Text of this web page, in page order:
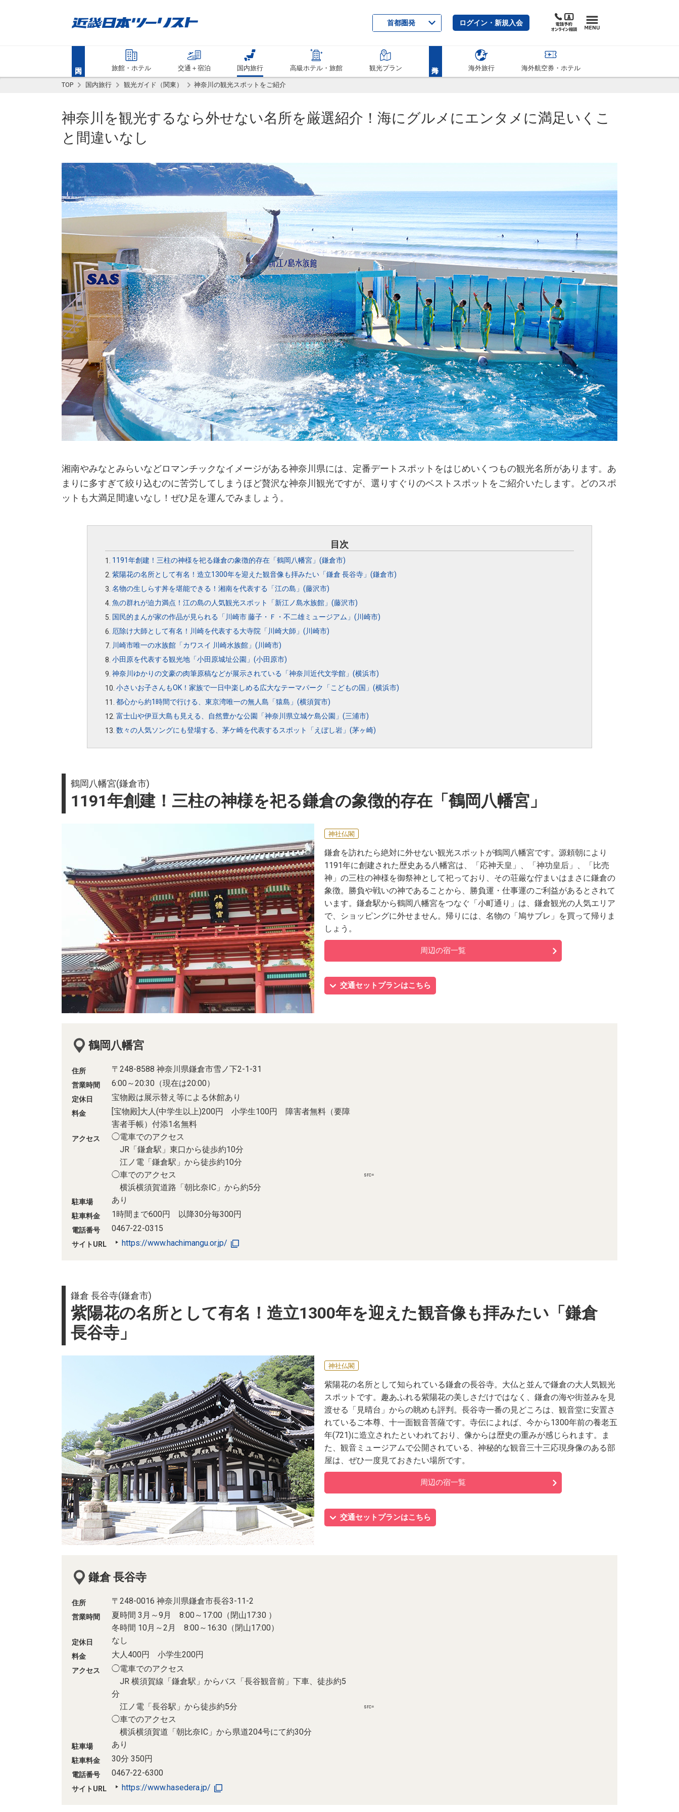
首都圏発 ログイン・新規入会
旅館・ホテル 交通＋宿泊 国内旅行 高級ホテル・旅館 観光プラン 海外旅行 海外航空券・ホテル
TOP 国内旅行 観光ガイド（関東） 神奈川の観光スポットをご紹介
神奈川を観光するなら外せない名所を厳選紹介！海にグルメにエンタメに満足いくこ
と間違いなし
湘南やみなとみらいなどロマンチックなイメージがある神奈川県には、定番デートスポットをはじめいくつもの観光名所があります。あ
まりに多すぎて絞り込むのに苦労してしまうほど贅沢な神奈川観光ですが、選りすぐりのベストスポットをご紹介いたします。どのスポ
ットも大満足間違いなし！ぜひ足を運んでみましょう。
目次
1191年創建！三柱の神様を祀る鎌倉の象徴的存在「鶴岡八幡宮」(鎌倉市)
紫陽花の名所として有名！造立1300年を迎えた観音像も拝みたい「鎌倉 長谷寺」(鎌倉市)
名物の生しらす丼を堪能できる！湘南を代表する「江の島」(藤沢市)
魚の群れが迫力満点！江の島の人気観光スポット「新江ノ島水族館」(藤沢市)
国民的まんが家の作品が見られる「川崎市 藤子・Ｆ・不二雄ミュージアム」(川崎市)
厄除け大師として有名！川崎を代表する大寺院「川崎大師」(川崎市)
川崎市唯一の水族館「カワスイ 川崎水族館」(川崎市)
小田原を代表する観光地「小田原城址公園」(小田原市)
神奈川ゆかりの文豪の肉筆原稿などが展示されている「神奈川近代文学館」(横浜市)
小さいお子さんもOK！家族で一日中楽しめる広大なテーマパーク「こどもの国」(横浜市)
都心から約1時間で行ける、東京湾唯一の無人島「猿島」(横須賀市)
富士山や伊豆大島も見える、自然豊かな公園「神奈川県立城ケ島公園」(三浦市)
数々の人気ソングにも登場する、茅ケ崎を代表するスポット「えぼし岩」(茅ヶ崎)
鶴岡八幡宮(鎌倉市)
1191年創建！三柱の神様を祀る鎌倉の象徴的存在「鶴岡八幡宮」
神社仏閣
鎌倉を訪れたら絶対に外せない観光スポットが鶴岡八幡宮です。源頼朝により
1191年に創建された歴史ある八幡宮は、「応神天皇」、「神功皇后」、「比売
神」の三柱の神様を御祭神として祀っており、その荘厳な佇まいはまさに鎌倉の
象徴。勝負や戦いの神であることから、勝負運・仕事運のご利益があるとされて
います。鎌倉駅から鶴岡八幡宮をつなぐ「小町通り」は、鎌倉観光の人気エリア
で、ショッピングに外せません。帰りには、名物の「鳩サブレ」を買って帰りま
しょう。
周辺の宿一覧
交通セットプランはこちら
src=
鶴岡八幡宮
住所 〒248-8588 神奈川県鎌倉市雪ノ下2-1-31
営業時間 6:00～20:30（現在は20:00）
定休日 宝物殿は展示替え等による休館あり
料金
[宝物殿]大人(中学生以上)200円 小学生100円 障害者無料（要障
害者手帳）付添1名無料
アクセス
◯電車でのアクセス
JR「鎌倉駅」東口から徒歩約10分
江ノ電「鎌倉駅」から徒歩約10分
◯車でのアクセス
横浜横須賀道路「朝比奈IC」から約5分
駐車場 あり
駐車料金 1時間まで600円 以降30分毎300円
電話番号 0467-22-0315
サイトURL https://www.hachimangu.or.jp/
鎌倉 長谷寺(鎌倉市)
紫陽花の名所として有名！造立1300年を迎えた観音像も拝みたい「鎌倉
長谷寺」
神社仏閣
紫陽花の名所として知られている鎌倉の長谷寺。大仏と並んで鎌倉の大人気観光
スポットです。趣あふれる紫陽花の美しさだけではなく、鎌倉の海や街並みを見
渡せる「見晴台」からの眺めも評判。長谷寺一番の見どころは、観音堂に安置さ
れているご本尊、十一面観音菩薩です。寺伝によれば、今から1300年前の養老五
年(721)に造立されたといわれており、像からは歴史の重みが感じられます。ま
た、観音ミュージアムで公開されている、神秘的な観音三十三応現身像のある部
屋は、ぜひ一度見ておきたい場所です。
周辺の宿一覧
交通セットプランはこちら
src=
鎌倉 長谷寺
住所 〒248-0016 神奈川県鎌倉市長谷3-11-2
営業時間
夏時間 3月～9月 8:00～17:00（閉山17:30 ）
冬時間 10月～2月 8:00～16:30（閉山17:00）
定休日 なし
料金 大人400円 小学生200円
アクセス
◯電車でのアクセス
JR 横須賀線「鎌倉駅」からバス「長谷観音前」下車、徒歩約5
分
江ノ電「長谷駅」から徒歩約5分
◯車でのアクセス
横浜横須賀道「朝比奈IC」から県道204号にて約30分
駐車場 あり
駐車料金 30分 350円
電話番号 0467-22-6300
サイトURL https://www.hasedera.jp/